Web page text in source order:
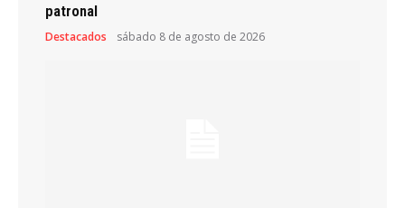
patronal
Destacados sábado 8 de agosto de 2026